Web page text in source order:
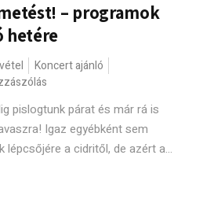
– programok
hetére
Koncert ajánló
pislogtunk párat és már rá is
Igaz egyébként sem
lépcsőjére a cidritől, de azért a...